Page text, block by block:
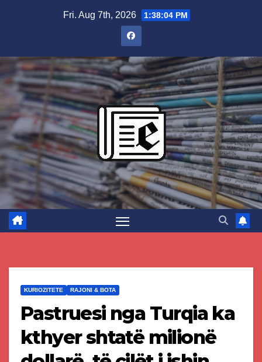
Fri. Aug 7th, 2026 1:38:05 PM
KURIOZITETE RAJONI & BOTA
Pastruesi nga Turqia ka
kthyer shtatë milionë